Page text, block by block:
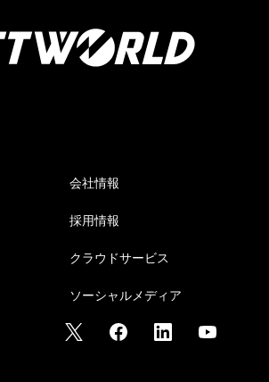
会社情報
採用情報
クラウドサービス
ソーシャルメディア